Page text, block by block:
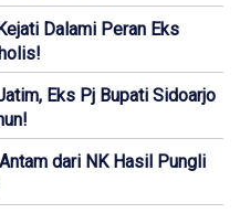
Dalami Peran Eks
Eks Pj Bupati Sidoarjo
dari NK Hasil Pungli